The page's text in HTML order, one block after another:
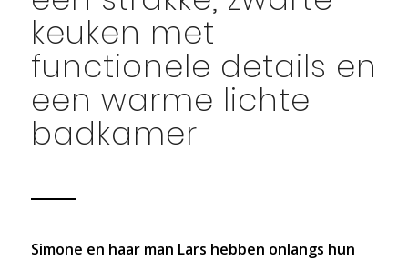
keuken met
functionele details en
een warme lichte
badkamer
Simone en haar man Lars hebben onlangs hun